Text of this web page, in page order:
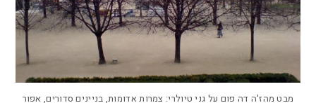
מבט מהז'ה דה פום על גני טיולרי: צמרות אדומות, בניינים סדורים, אפור